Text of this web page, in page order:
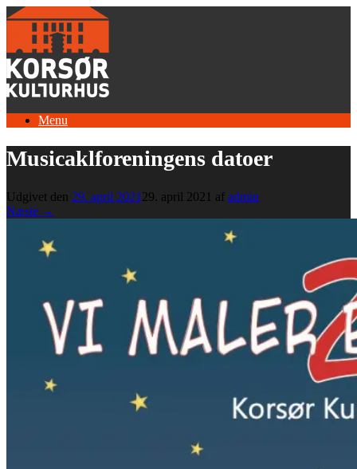
Gå
indhold
Menu
Musicaklforeningens datoer
Udgivet den 29. april 202129. april 2021 af admin
Næste →